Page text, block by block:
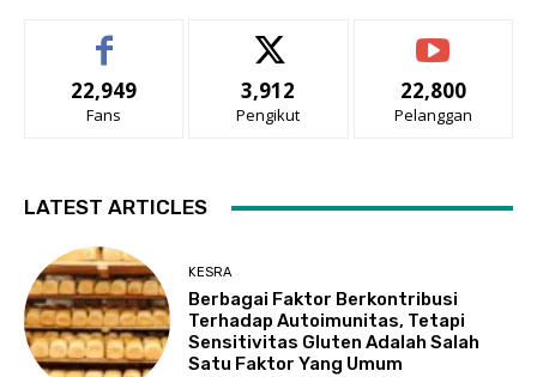
22,949
Fans
3,912
Pengikut
22,800
Pelanggan
LATEST ARTICLES
KESRA
Berbagai Faktor Berkontribusi
Terhadap Autoimunitas, Tetapi
Sensitivitas Gluten Adalah Salah
Satu Faktor Yang Umum